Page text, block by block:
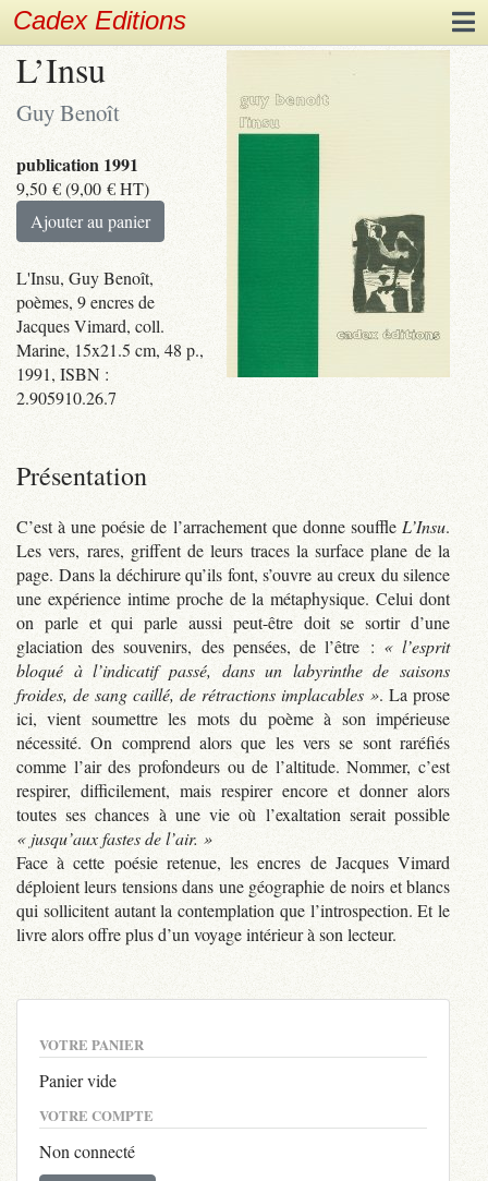
Cadex Editions
L’Insu
Guy Benoît
publication 1991
9,50 €(9,00 €HT)
Ajouter au panier
L'Insu, Guy Benoît,
poèmes, 9 encres de
Jacques Vimard, coll.
Marine, 15x21.5 cm, 48 p.,
1991, ISBN :
2.905910.26.7
Présentation
C’est à une poésie de l’arrachement que donne souffle L’Insu.
Les vers, rares, griffent de leurs traces la surface plane de la
page. Dans la déchirure qu’ils font, s’ouvre au creux du silence
une expérience intime proche de la métaphysique. Celui dont
on parle et qui parle aussi peut-être doit se sortir d’une
glaciation des souvenirs, des pensées, de l’être : « l’esprit
bloqué à l’indicatif passé, dans un labyrinthe de saisons
froides, de sang caillé, de rétractions implacables ». La prose
ici, vient soumettre les mots du poème à son impérieuse
nécessité. On comprend alors que les vers se sont raréfiés
comme l’air des profondeurs ou de l’altitude. Nommer, c’est
respirer, difficilement, mais respirer encore et donner alors
toutes ses chances à une vie où l’exaltation serait possible
« jusqu’aux fastes de l’air. »
Face à cette poésie retenue, les encres de Jacques Vimard
déploient leurs tensions dans une géographie de noirs et blancs
qui sollicitent autant la contemplation que l’introspection. Et le
livre alors offre plus d’un voyage intérieur à son lecteur.
VOTRE PANIER
Panier vide
VOTRE COMPTE
Non connecté